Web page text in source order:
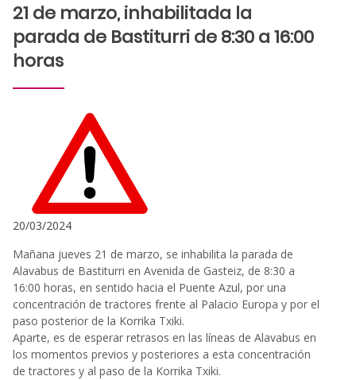
21 de marzo, inhabilitada la
parada de Bastiturri de 8:30 a 16:00
horas
20/03/2024
Mañana jueves 21 de marzo, se inhabilita la parada de
Alavabus de Bastiturri en Avenida de Gasteiz, de 8:30 a
16:00 horas, en sentido hacia el Puente Azul, por una
concentración de tractores frente al Palacio Europa y por el
paso posterior de la Korrika Txiki.
Aparte, es de esperar retrasos en las líneas de Alavabus en
los momentos previos y posteriores a esta concentración
de tractores y al paso de la Korrika Txiki.